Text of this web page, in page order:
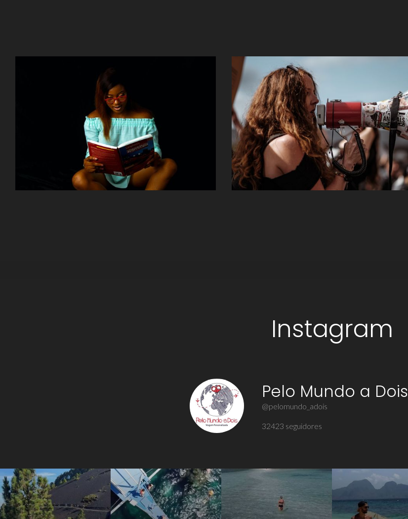
Instagram
Pelo Mundo a Dois
@pelomundo_adois
32423 seguidores